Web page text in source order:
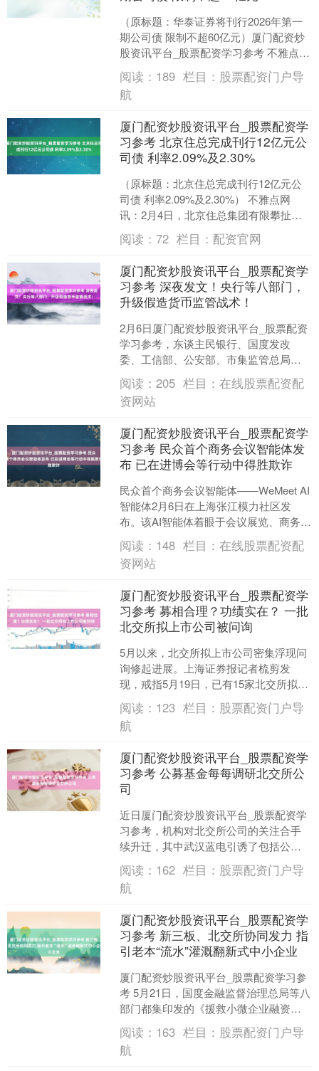
（原标题：华泰证券将刊行2026年第一
期公司债 限制不超60亿元）厦门配资炒
股资讯平台_股票配资学习参考 不雅点网
讯：2月4日，华泰证券清晰2026年面向
专科投....
阅读： 189 栏目： 股票配资门户导
航
厦门配资炒股资讯平台_股票配资学
习参考 北京住总完成刊行12亿元公
司债 利率2.09%及2.30%
（原标题：北京住总完成刊行12亿元公
司债 利率2.09%及2.30%） 不雅点网
讯：2月4日，北京住总集团有限攀扯公
司2026年面向专科投资者公征战行公司
债券（....
阅读：72 栏目： 配资官网
厦门配资炒股资讯平台_股票配资学
习参考 深夜发文！央行等八部门，
升级假造货币监管战术！
2月6日厦门配资炒股资讯平台_股票配资
学习参考，东谈主民银行、国度发改
委、工信部、公安部、市集监管总局、
金融监管总局、证监会、国度外汇局八
部门发布《对于进一步注....
阅读：205 栏目：在线股票配资配
资网站
厦门配资炒股资讯平台_股票配资学
习参考 民众首个商务会议智能体发
布 已在进博会等行动中得胜欺诈
民众首个商务会议智能体——WeMeet AI
智能体2月6日在上海张江模力社区发
布。该AI智能体着眼于会议展览、商务旅
游、社群社区、产业作事四大场景厦门
配资炒股资....
阅读： 148 栏目：在线股票配资配
资网站
厦门配资炒股资讯平台_股票配资学
习参考 募相合理？功绩实在？ 一批
北交所拟上市公司被问询
5月以来，北交所拟上市公司密集浮现问
询修起进展。上海证券报记者梳剪发
现，戒指5月19日，已有15家北交所拟上
市公司更新相干动态。其中，5家浮现首
轮问询修起，8家....
阅读： 123 栏目： 股票配资门户导
航
厦门配资炒股资讯平台_股票配资学
习参考 公募基金每每调研北交所公
司
近日厦门配资炒股资讯平台_股票配资学
习参考，机构对北交所公司的关注合手
续升迁，其中武汉蓝电引诱了包括公募
基金在内的一众机构“登门”调研。 大家分
析称，永久老本和....
阅读： 162 栏目： 股票配资门户导
航
厦门配资炒股资讯平台_股票配资学
习参考 新三板、北交所协同发力 指
引老本“流水”灌溉翻新式中小企业
厦门配资炒股资讯平台_股票配资学习参
考 5月21日，国度金融监督治理总局等八
部门都集印发的《援救小微企业融资的
多少方法》冷漠，援救小微企业开展股
权融资。援救顺应....
阅读： 163 栏目： 股票配资门户导
航